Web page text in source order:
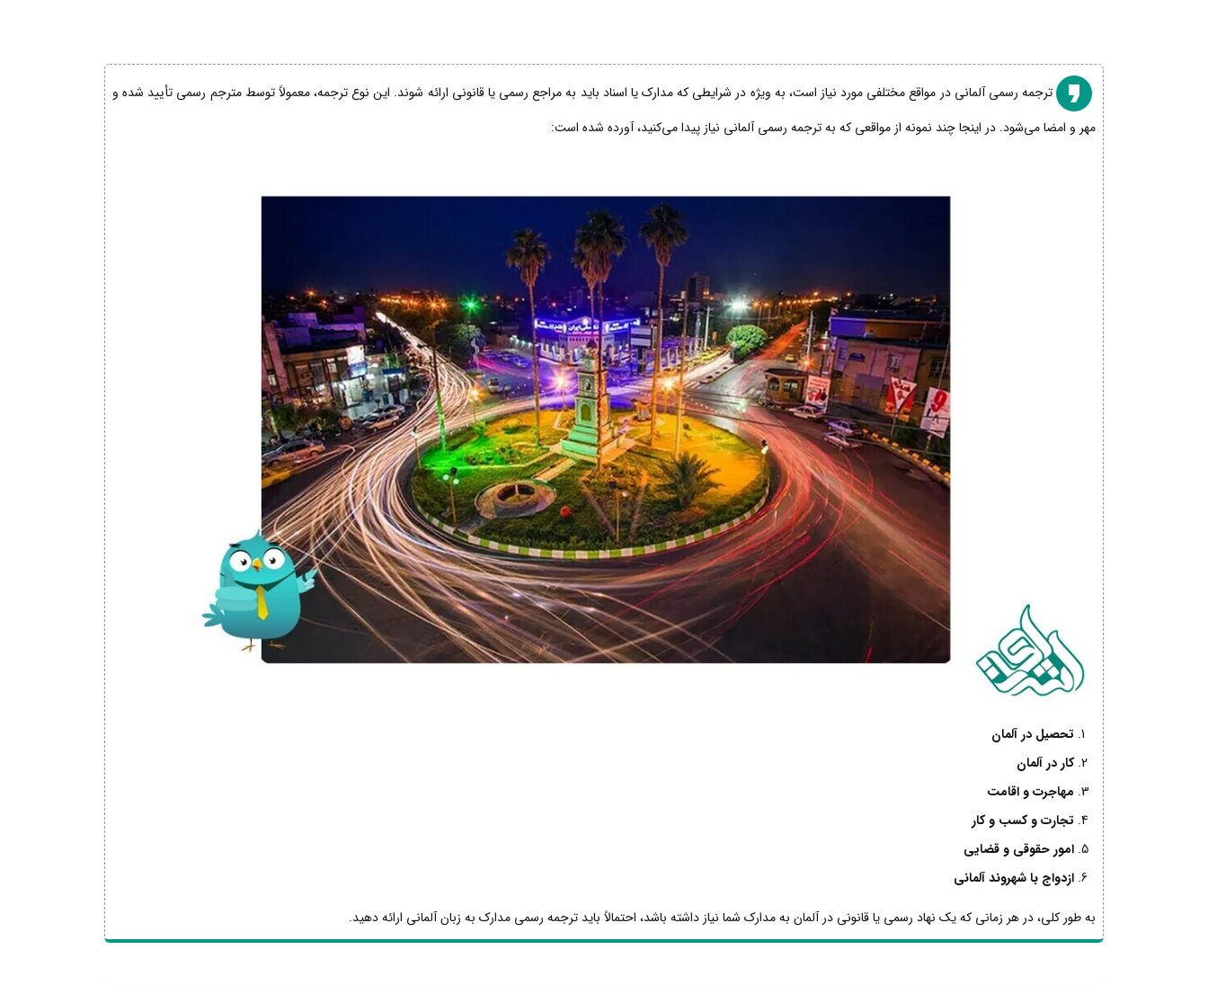
ترجمه رسمی آلمانی در مواقع مختلفی مورد نیاز است، به ویژه در شرایطی که مدارک یا اسناد باید به مراجع رسمی یا قانونی ارائه شوند. این نوع ترجمه، معمولاً توسط مترجم رسمی تأیید شده و
مهر و امضا می‌شود. در اینجا چند نمونه از مواقعی که به ترجمه رسمی آلمانی نیاز پیدا می‌کنید، آورده شده است:
تحصیل در آلمان
کار در آلمان
مهاجرت و اقامت
تجارت و کسب و کار
امور حقوقی و قضایی
ازدواج با شهروند آلمانی
به طور کلی، در هر زمانی که یک نهاد رسمی یا قانونی در آلمان به مدارک شما نیاز داشته باشد، احتمالاً باید ترجمه رسمی مدارک به زبان آلمانی ارائه دهید.